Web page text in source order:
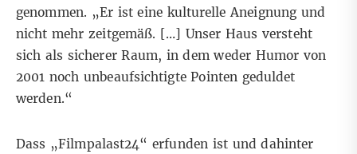
genommen. „Er ist eine kulturelle Aneignung und
nicht mehr zeitgemäß. […] Unser Haus versteht
sich als sicherer Raum, in dem weder Humor von
2001 noch unbeaufsichtigte Pointen geduldet
werden.“
Dass „Filmpalast24“ erfunden ist und dahinter